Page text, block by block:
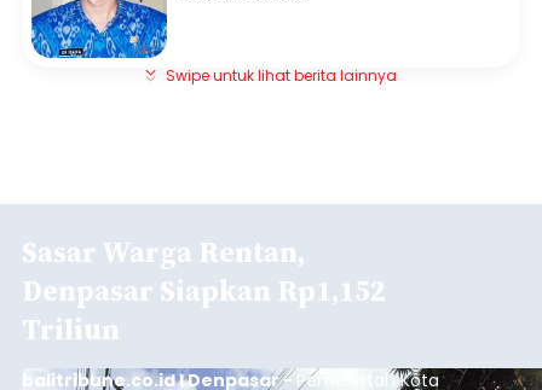
Swipe untuk lihat berita lainnya
Sasar Warga Rentan,
Denpasar Siapkan Rp1,152
Triliun
balitribune.co.id I Denpasar - Pemerintah Kota